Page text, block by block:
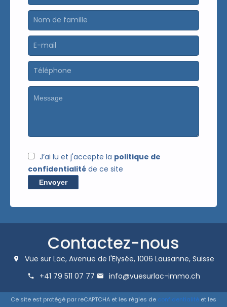
J’ai lu et j'accepte la politique de
confidentialité de ce site
Envoyer
Contactez-nous
Vue sur Lac, Avenue de l'Elysée, 1006 Lausanne, Suisse
+41 79 511 07 77
info@vuesurlac-immo.ch
Ce site est protégé par reCAPTCHA et les règles de confidentialité et les